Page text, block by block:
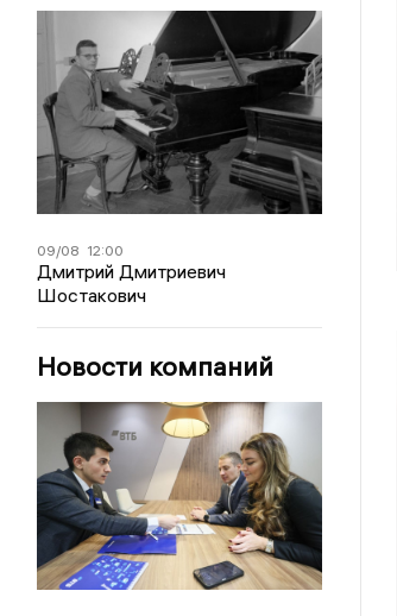
09/08 12:00
Дмитрий Дмитриевич
Шостакович
Новости компаний